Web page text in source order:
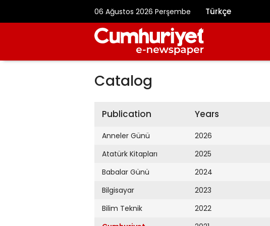
06 Ağustos 2026 Perşembe Türkçe
Catalog
Publication
Anneler Günü
Atatürk Kitapları
Babalar Günü
Bilgisayar
Bilim Teknik
Years
2026
2025
2024
2023
2022